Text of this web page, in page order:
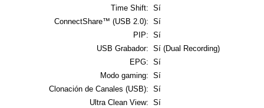
Time Shift: Sí
ConnectShare™ (USB 2.0): Sí
PIP: Sí
USB Grabador: Sí (Dual Recording)
EPG: Sí
Modo gaming: Sí
Clonación de Canales (USB): Sí
Ultra Clean View: Sí